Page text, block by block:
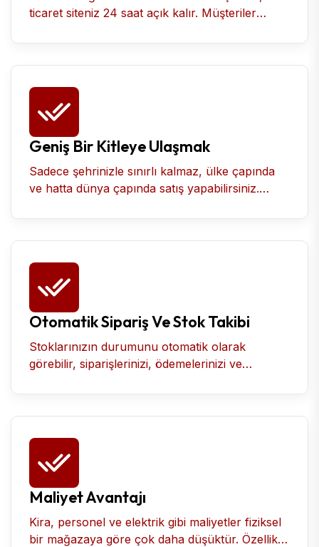
ticaret siteniz 24 saat açık kalır. Müşteriler
satışları artırır.
Geniş Bir Kitleye Ulaşmak
Sadece şehrinizle sınırlı kalmaz, ülke çapında
ve hatta dünya çapında satış yapabilirsiniz.
Otomatik Sipariş Ve Stok Takibi
Stoklarınızın durumunu otomatik olarak
görebilir, siparişlerinizi, ödemelerinizi ve
Maliyet Avantajı
Kira, personel ve elektrik gibi maliyetler fiziksel
bir mağazaya göre çok daha düşüktür. Özellikle